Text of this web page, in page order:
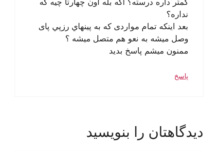
کمتر داره درسته؟ اگه بله اون چهارتا چیه که
نداره؟
بعد اینکه تمام مواردی که به پينهاي رزپي پای
وصل میشه به نعو هم متصل میشه ؟
ممنون میشم پاسخ بديد
پاسخ
دیدگاهتان را بنویسید